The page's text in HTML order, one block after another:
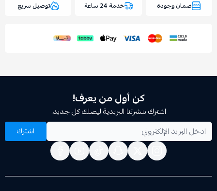
خدمة 24 ساعة توصيل سريع
كن أول من يعرف!
اشترك بنشرتنا البريدية ليصلك كل جديد.